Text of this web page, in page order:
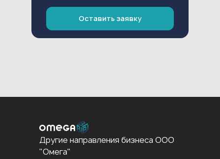
Оставить заявку
Другие направления бизнеса ООО
"Омега"